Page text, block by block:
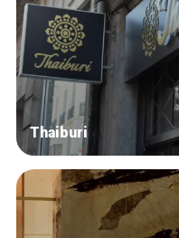
Thaiburi